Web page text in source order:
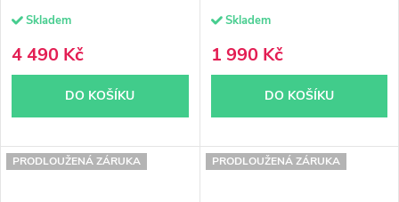
Skladem
4 490 Kč
DO KOŠÍKU
Skladem
1 990 Kč
DO KOŠÍKU
PRODLOUŽENÁ ZÁRUKA PRODLOUŽENÁ ZÁRUKA